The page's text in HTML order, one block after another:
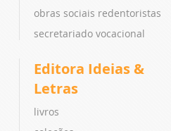
obras sociais redentoristas
secretariado vocacional
Editora Ideias &
Letras
livros